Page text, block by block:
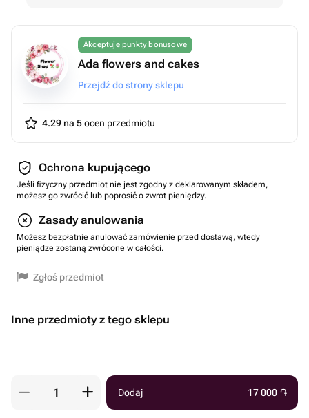
Akceptuje punkty bonusowe
Ada flowers and cakes
Przejdź do strony sklepu
4.29 na 5ocen przedmiotu
Ochrona kupującego
Jeśli fizyczny przedmiot nie jest zgodny z deklarowanym składem,
możesz go zwrócić lub poprosić o zwrot pieniędzy.
Zasady anulowania
Możesz bezpłatnie anulować zamówienie przed dostawą, wtedy
pieniądze zostaną zwrócone w całości.
Zgłoś przedmiot
Inne przedmioty z tego sklepu
Dodaj 17 000 ֏